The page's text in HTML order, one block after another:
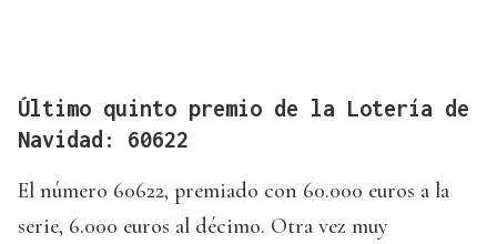
Último quinto premio de la Lotería de
Navidad: 60622
El número 60622, premiado con 60.000 euros a la
serie, 6.000 euros al décimo. Otra vez muy